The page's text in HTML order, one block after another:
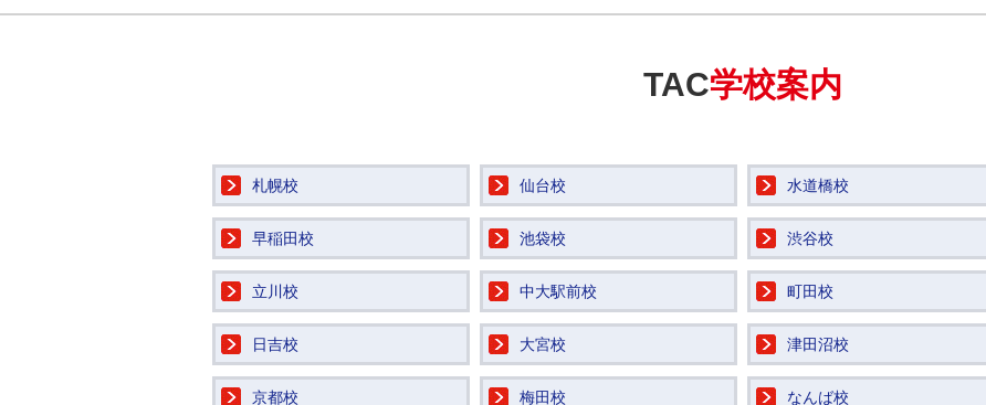
TAC学校案内
札幌校 仙台校 水道橋校
早稲田校 池袋校 渋谷校
立川校 中大駅前校 町田校
日吉校 大宮校 津田沼校
京都校 梅田校 なんば校